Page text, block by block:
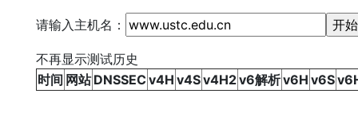
请输入主机名：
不再显示测试历史
时间 网站 DNSSECv4H v4Sv4H2v6解析v6H v6S